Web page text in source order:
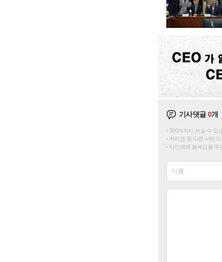
기사댓글0개
200자까지 쓰실 수 있
저작권 등 다른 사람
타인에게 불쾌감을 주